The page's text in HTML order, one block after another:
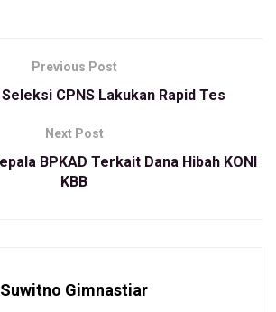
Asep.
KBB, Asep menyebut standar
Bandung Barat seharusnya mencapai
lapangan hanya ada 5000 guru PNS.
itu terjadi disebabkan tidak seimbangnya
(BKN) kuota untuk guru di KBB
Previous Post
CPNS Lakukan Rapid Tes
Next Post
BPKAD Terkait Dana Hibah KONI
KBB
Suwitno Gimnastiar